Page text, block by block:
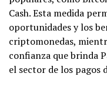
Cash. Esta medida
oportunidades y los
criptomonedas,
confianza que brinda
el sector de los pagos